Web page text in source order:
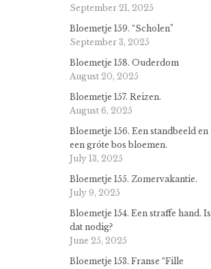
September 21, 2025
Bloemetje 159. “Scholen”
September 3, 2025
Bloemetje 158. Ouderdom
August 20, 2025
Bloemetje 157. Reizen.
August 6, 2025
Bloemetje 156. Een standbeeld en
een gróte bos bloemen.
July 13, 2025
Bloemetje 155. Zomervakantie.
July 9, 2025
Bloemetje 154. Een straffe hand. Is
dat nodig?
June 25, 2025
Bloemetje 153. Franse “Fille